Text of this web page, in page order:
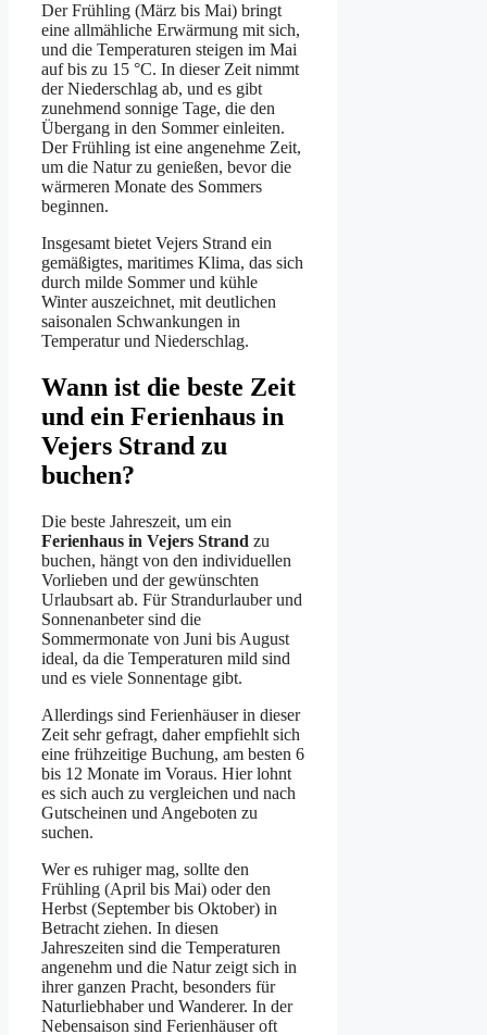
Der Frühling (März bis Mai) bringt
eine allmähliche Erwärmung mit sich,
und die Temperaturen steigen im Mai
auf bis zu 15 °C. In dieser Zeit nimmt
der Niederschlag ab, und es gibt
zunehmend sonnige Tage, die den
Übergang in den Sommer einleiten.
Der Frühling ist eine angenehme Zeit,
um die Natur zu genießen, bevor die
wärmeren Monate des Sommers
beginnen.
Insgesamt bietet Vejers Strand ein
gemäßigtes, maritimes Klima, das sich
durch milde Sommer und kühle
Winter auszeichnet, mit deutlichen
saisonalen Schwankungen in
Temperatur und Niederschlag.
Wann ist die beste Zeit
und ein Ferienhaus in
Vejers Strand zu
buchen?
Die beste Jahreszeit, um ein
Ferienhaus in Vejers Strand zu
buchen, hängt von den individuellen
Vorlieben und der gewünschten
Urlaubsart ab. Für Strandurlauber und
Sonnenanbeter sind die
Sommermonate von Juni bis August
ideal, da die Temperaturen mild sind
und es viele Sonnentage gibt.
Allerdings sind Ferienhäuser in dieser
Zeit sehr gefragt, daher empfiehlt sich
eine frühzeitige Buchung, am besten 6
bis 12 Monate im Voraus. Hier lohnt
es sich auch zu vergleichen und nach
Gutscheinen und Angeboten zu
suchen.
Wer es ruhiger mag, sollte den
Frühling (April bis Mai) oder den
Herbst (September bis Oktober) in
Betracht ziehen. In diesen
Jahreszeiten sind die Temperaturen
angenehm und die Natur zeigt sich in
ihrer ganzen Pracht, besonders für
Naturliebhaber und Wanderer. In der
Nebensaison sind Ferienhäuser oft